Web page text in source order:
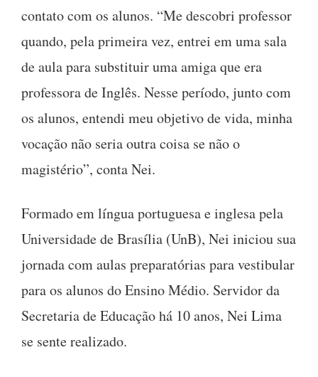
contato com os alunos. “Me descobri professor
quando, pela primeira vez, entrei em uma sala
de aula para substituir uma amiga que era
professora de Inglês. Nesse período, junto com
os alunos, entendi meu objetivo de vida, minha
vocação não seria outra coisa se não o
magistério”, conta Nei.
Formado em língua portuguesa e inglesa pela
Universidade de Brasília (UnB), Nei iniciou sua
jornada com aulas preparatórias para vestibular
para os alunos do Ensino Médio. Servidor da
Secretaria de Educação há 10 anos, Nei Lima
se sente realizado.